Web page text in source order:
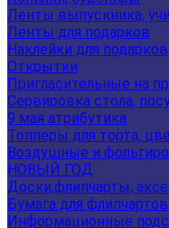
Ленты выпускника,
Ленты для подарков
Наклейки для подарков
Открытки
Пригласительные на
Сервировка стола,
9 мая атрибутика
Топперы для торта,
Воздушные и
НОВЫЙ ГОД
Доски,флипчарты,
Бумага для флипчартов
Информационные